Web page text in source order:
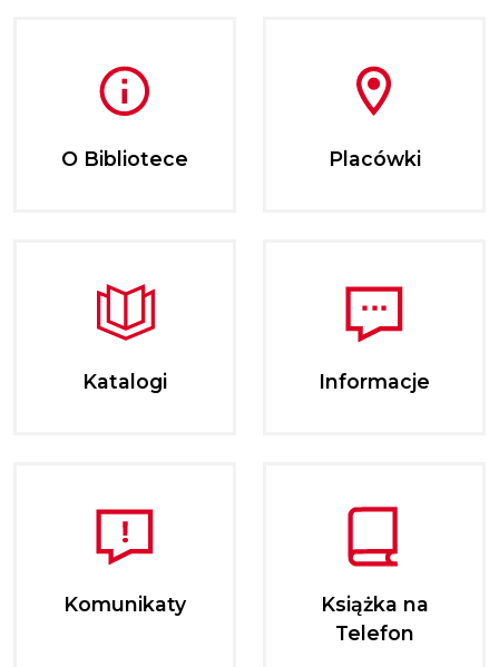
O Bibliotece Placówki
Katalogi Informacje
Komunikaty
Książka na
Telefon